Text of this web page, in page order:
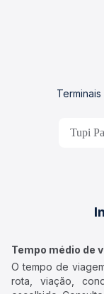
Tupi
Tempo médio de
O tempo de
rota, viação,